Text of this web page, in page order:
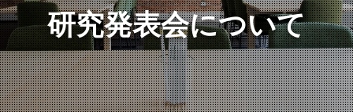
研究発表会について